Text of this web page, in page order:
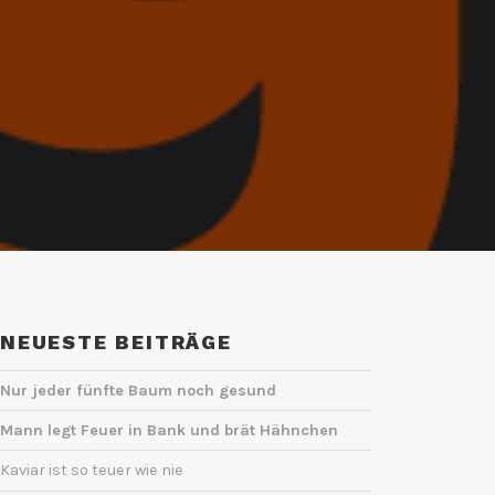
NEUESTE BEITRÄGE
Nur jeder fünfte Baum noch gesund
Mann legt Feuer in Bank und brät Hähnchen
Kaviar ist so teuer wie nie